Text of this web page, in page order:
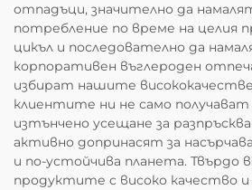
отпадъци, значително да
потребление по време на целия
цикъл и последователно да
корпоративен въглероден
избират нашите
клиентите ни не само получават
изтънчено усещане за
активно допринасят за
и по-устойчива планета. Твърдо
продуктите с високо качество